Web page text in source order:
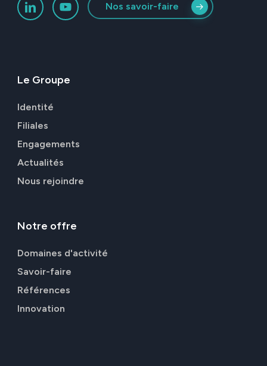
Nos savoir-faire
Le Groupe
Identité
Filiales
Engagements
Actualités
Nous rejoindre
Notre offre
Domaines d'activité
Savoir-faire
Références
Innovation